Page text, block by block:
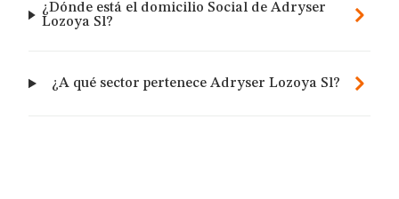
¿Dónde está el domicilio Social de Adryser
Lozoya Sl?
¿A qué sector pertenece Adryser Lozoya Sl?